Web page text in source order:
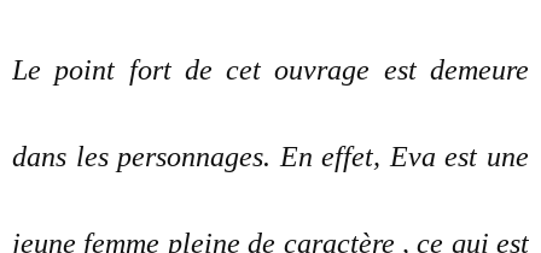
Le point fort de cet ouvrage est demeure
dans les personnages. En effet, Eva est une
jeune femme pleine de caractère , ce qui est